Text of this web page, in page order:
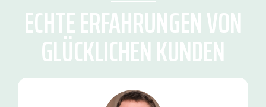
ECHTE ERFAHRUNGEN VON
GLÜCKLICHEN KUNDEN